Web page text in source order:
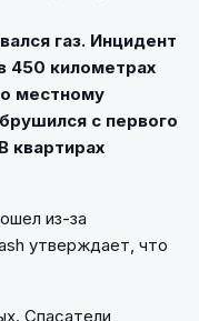
газ. Инцидент
450 километрах
местному
с первого
квартирах
из-за
утверждает, что
Спасатели